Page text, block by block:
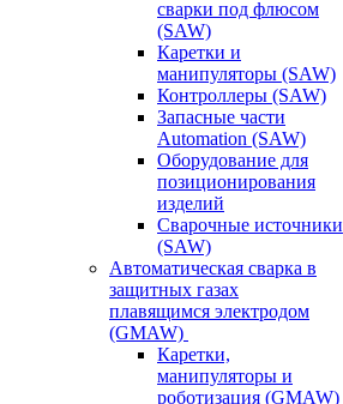
сварки под флюсом
(SAW)
Каретки и
манипуляторы (SAW)
Контроллеры (SAW)
Запасные части
Automation (SAW)
Оборудование для
позиционирования
изделий
Сварочные источники
(SAW)
Автоматическая сварка в
защитных газах
плавящимся электродом
(GMAW)
Каретки,
манипуляторы и
роботизация (GMAW)